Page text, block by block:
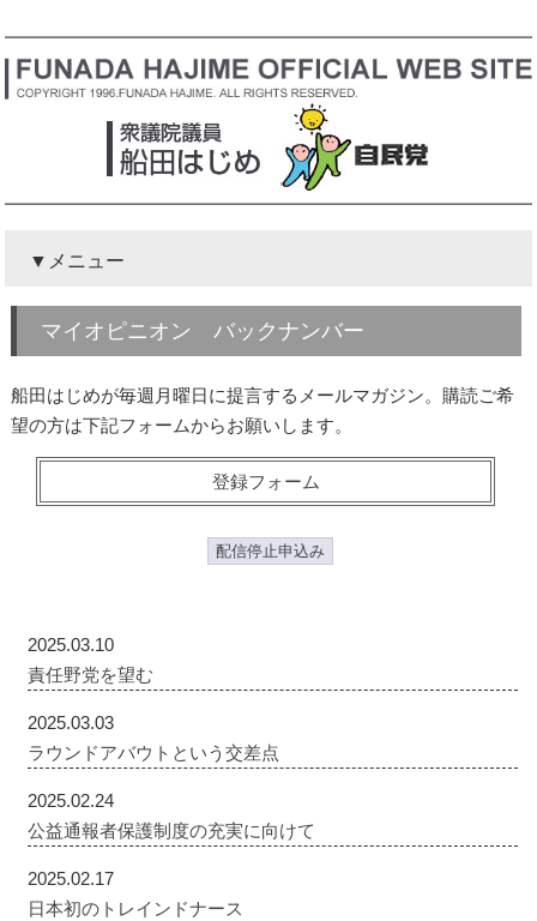
メニュー
マイオピニオン バックナンバー
船田はじめが毎週月曜日に提言するメールマガジン。購読ご希
望の方は下記フォームからお願いします。
登録フォーム
配信停止申込み
2025.03.10
責任野党を望む
2025.03.03
ラウンドアバウトという交差点
2025.02.24
公益通報者保護制度の充実に向けて
2025.02.17
日本初のトレインドナース